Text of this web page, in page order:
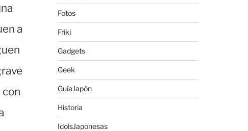
a
con
Fotos
Friki
Gadgets
Geek
GuíaJapón
Historia
IdolsJaponesas